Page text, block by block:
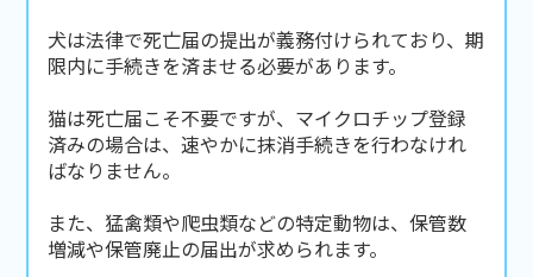
犬は法律で死亡届の提出が義務付けられており、期
限内に手続きを済ませる必要があります。
猫は死亡届こそ不要ですが、マイクロチップ登録
済みの場合は、速やかに抹消手続きを行わなけれ
ばなりません。
また、猛禽類や爬虫類などの特定動物は、保管数
増減や保管廃止の届出が求められます。